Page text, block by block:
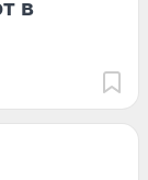
в